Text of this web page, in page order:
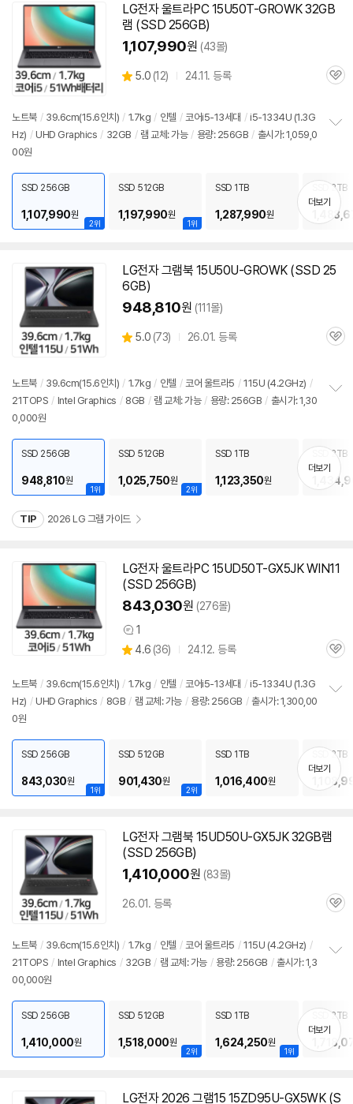
LG전자 울트라PC 15U50T-GROWK 32GB
램 (SSD 256GB)
1,107,990원 (43몰)
별
5.0 (상
12) 24.11. 등록
관
노트북 / 39.6cm(15.6인치) / 1.7kg / 인텔 / 코어i5-13세대 / i5-1334U (1.3G
Hz) / UHD Graphics / 32GB / 램 교체: 가능 / 용량: 256GB / 출시가: 1,059,0
00원
치
기
2위
SSD 256GB
1,107,990원
1위
SSD 512GB
1,197,990원
SSD 1TB
1,287,990원
SSD 2TB
더보기
LG전자 그램북 15U50U-GROWK (SSD 25
6GB)
948,810원 (111몰)
별
5.0 (상
뷰
73) 26.01. 등록
관
노트북 / 39.6cm(15.6인치) / 1.7kg / 인텔 / 코어 울트라5 / 115U (4.2GHz) /
21TOPS / Intel Graphics / 8GB / 램 교체: 가능 / 용량: 256GB / 출시가: 1,30
0,000원
치
기
1위
SSD 256GB
948,810원
2위
SSD 512GB
1,025,750원
SSD 1TB
1,123,350원
SSD 2TB
더보기
TIP 2026 LG 그램 가이드
LG전자 울트라PC 15UD50T-GX5JK WIN11
(SSD 256GB)
843,030원 (276몰)
상
품
견
1
별
4.6 (상
리
뷰
36) 24.12. 등록
관
노트북 / 39.6cm(15.6인치) / 1.7kg / 인텔 / 코어i5-13세대 / i5-1334U (1.3G
Hz) / UHD Graphics / 8GB / 램 교체: 가능 / 용량: 256GB / 출시가: 1,300,00
0원
치
기
1위
SSD 256GB
843,030원
2위
SSD 512GB
901,430원
SSD 1TB
1,016,400원
SSD 2TB
더보기
LG전자 그램북 15UD50U-GX5JK 32GB램
(SSD 256GB)
1,410,000원 (83몰)
26.01. 등록
관
노트북 / 39.6cm(15.6인치) / 1.7kg / 인텔 / 코어 울트라5 / 115U (4.2GHz) /
21TOPS / Intel Graphics / 32GB / 램 교체: 가능 / 용량: 256GB / 출시가: 1,3
00,000원
치
기
SSD 256GB
1,410,000원
2위
SSD 512GB
1,518,000원
1위
SSD 1TB
1,624,250원
SSD 2TB
더보기
LG전자 2026 그램15 15ZD95U-GX5WK (S